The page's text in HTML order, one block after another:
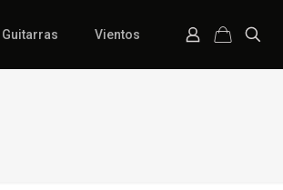
Guitarras Vientos